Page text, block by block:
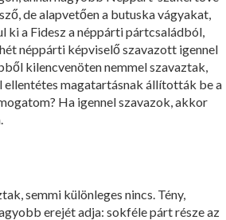
de alapvetően a butuska vágyakat,
ki a Fidesz a néppárti pártcsaládból,
néppárti képviselő szavazott igennel
kilencvenöten nemmel szavaztak,
ellentétes magatartásnak állították be a
Ha igennel szavazok, akkor
semmi különleges nincs. Tény,
erejét adja: sokféle párt része az